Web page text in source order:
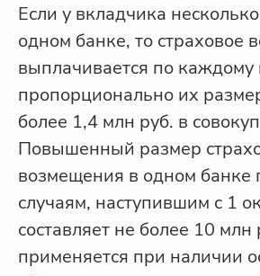
Если у вкладчика
одном банке, то страховое
выплачивается по каждому
пропорционально их
более 1,4 млн руб. в
Повышенный размер
возмещения в одном банке
случаям, наступившим с 1
составляет не более 10 млн
применяется при наличии